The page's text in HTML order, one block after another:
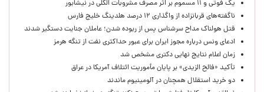
یک فوتی و ۱۱ مسموم بر اثر مصرف مشروبات الکلی در نیشابور
ناگفته‌های قربانزاده از واگذاری ۱۲ درصد هلدینگ خلیج فارس
قتل هولناک مداح سرشناس پس از ربوده شدن؛ عاملان جنایت دستگیر شدند
ادعای ونس درباره مجوز ایران برای عبور حداکثری نفت از تنگه هرمز
زمان اعلام نتایج نهایی دکتری مشخص شد
تأکید «فالح الزیدی» بر پایان مأموریت ائتلاف آمریکا در عراق
دو خرید استقلال همچنان در آلومینیوم ماندند